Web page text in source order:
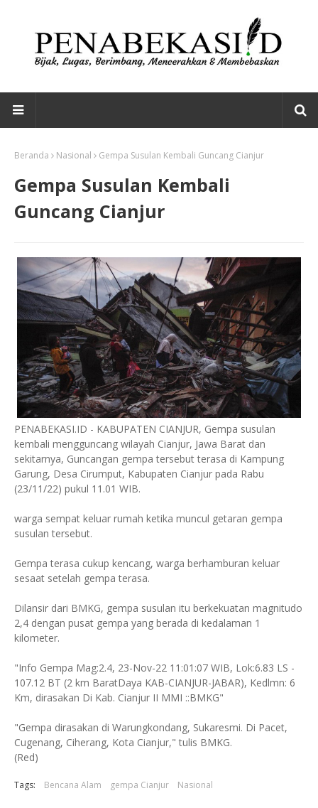
Beranda Nasional Gempa Susulan Kembali Guncang Cianjur
Gempa Susulan Kembali
Guncang Cianjur
PENABEKASI.ID - KABUPATEN CIANJUR, Gempa susulan
kembali mengguncang wilayah Cianjur, Jawa Barat dan
sekitarnya, Guncangan gempa tersebut terasa di Kampung
Garung, Desa Cirumput, Kabupaten Cianjur pada Rabu
(23/11/22) pukul 11.01 WIB.
warga sempat keluar rumah ketika muncul getaran gempa
susulan tersebut.
Gempa terasa cukup kencang, warga berhamburan keluar
sesaat setelah gempa terasa.
Dilansir dari BMKG, gempa susulan itu berkekuatan magnitudo
2,4 dengan pusat gempa yang berada di kedalaman 1
kilometer.
"Info Gempa Mag:2.4, 23-Nov-22 11:01:07 WIB, Lok:6.83 LS -
107.12 BT (2 km BaratDaya KAB-CIANJUR-JABAR), Kedlmn: 6
Km, dirasakan Di Kab. Cianjur II MMI ::BMKG"
"Gempa dirasakan di Warungkondang, Sukaresmi. Di Pacet,
Cugenang, Ciherang, Kota Cianjur," tulis BMKG.
(Red)
Tags: Bencana Alam gempa Cianjur Nasional